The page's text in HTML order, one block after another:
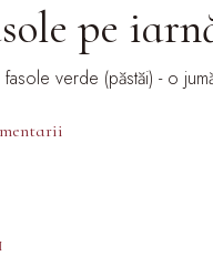
pe
verde (păstăi) - o